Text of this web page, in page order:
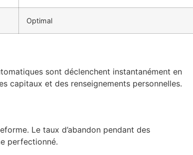
Optimal
sont déclenchent instantanément en
capitaux et des renseignements personnelles.
Le taux d’abandon pendant des
perfectionné.